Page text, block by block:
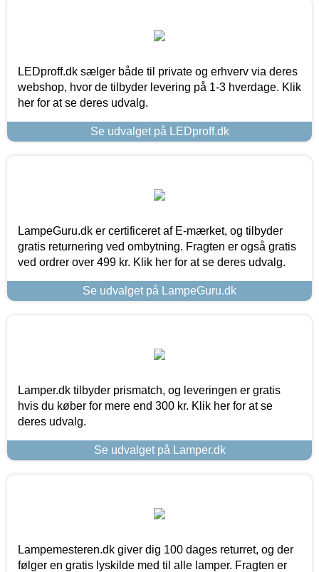
LEDproff.dk sælger både til private og erhverv via deres
webshop, hvor de tilbyder levering på 1-3 hverdage. Klik
her for at se deres udvalg.
Se udvalget på LEDproff.dk
LampeGuru.dk er certificeret af E-mærket, og tilbyder
gratis returnering ved ombytning. Fragten er også gratis
ved ordrer over 499 kr. Klik her for at se deres udvalg.
Se udvalget på LampeGuru.dk
Lamper.dk tilbyder prismatch, og leveringen er gratis
hvis du køber for mere end 300 kr. Klik her for at se
deres udvalg.
Se udvalget på Lamper.dk
Lampemesteren.dk giver dig 100 dages returret, og der
følger en gratis lyskilde med til alle lamper. Fragten er